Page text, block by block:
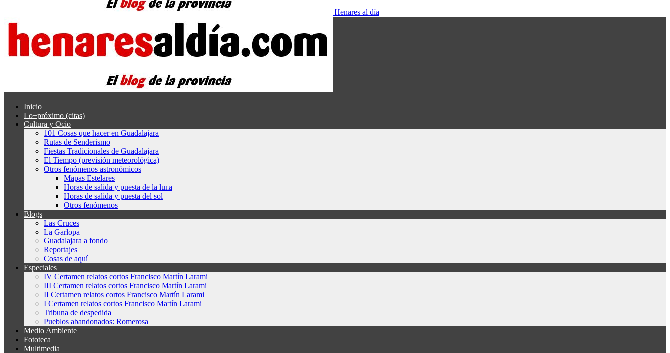
Henares al día
Inicio
Lo+próximo (citas)
Cultura y Ocio
101 Cosas que hacer en Guadalajara
Rutas de Senderismo
Fiestas Tradicionales de Guadalajara
El Tiempo (previsión meteorológica)
Otros fenómenos astronómicos
Mapas Estelares
Horas de salida y puesta de la luna
Horas de salida y puesta del sol
Otros fenómenos
Blogs
Las Cruces
La Garlopa
Guadalajara a fondo
Reportajes
Cosas de aquí
Especiales
IV Certamen relatos cortos Francisco Martín Larami
III Certamen relatos cortos Francisco Martín Larami
II Certamen relatos cortos Francisco Martín Larami
I Certamen relatos cortos Francisco Martín Larami
Tribuna de despedida
Pueblos abandonados: Romerosa
Medio Ambiente
Fototeca
Multimedia